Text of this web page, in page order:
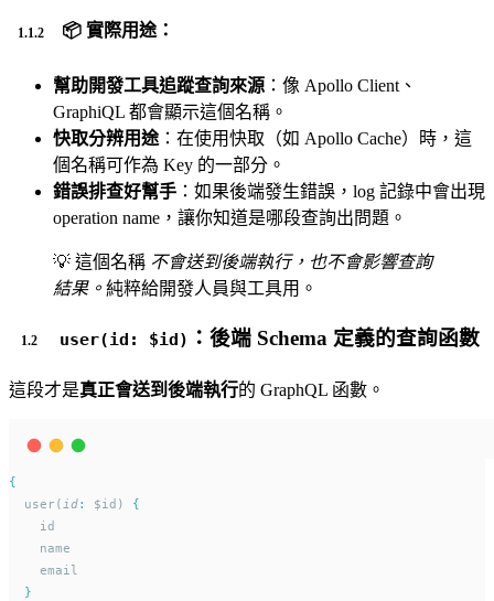
📦 實際用途：
幫助開發工具追蹤查詢來源 ：像 Apollo Client、
GraphiQL 都會顯示這個名稱。
快取分辨用途：在使用快取（如 Apollo Cache）時，這
個名稱可作為 Key 的一部分。
錯誤排查好幫手 ：如果後端發生錯誤，log 記錄中會出現
operation name，讓你知道是哪段查詢出問題。
💡 這個名稱 不會送到後端執行，也不會影響查詢
結果。 純粹給開發人員與工具用。
user(id: $id) ：後端 Schema 定義的查詢函數
這段才是真正會送到後端執行的 GraphQL 函數。
{
  user(
id: $id) {
    id
    name
    email
}